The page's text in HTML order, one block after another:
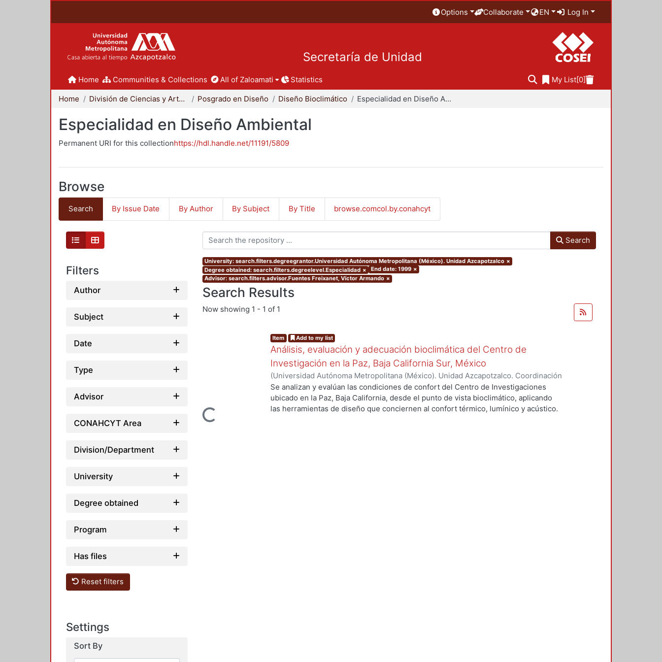
Options Collaborate EN Log In
Secretaría de Unidad
Home Communities & Collections All of Zaloamati Statistics My List[0]
Home División de Ciencias y Artes para el Diseño Posgrado en Diseño Diseño Bioclimático Especialidad en Diseño Ambiental
Especialidad en Diseño Ambiental
Permanent URI for this collectionhttps://hdl.handle.net/11191/5809
Browse
Search By Issue Date By Author By Subject By Title browse.comcol.by.conahcyt
Filters
Author
Subject
Date
Type
Advisor
CONAHCYT Area
Division/Department
University
Degree obtained
Program
Has files
Reset filters
Settings
Sort By
Search
University: search.filters.degreegrantor.Universidad Autónoma Metropolitana (México). Unidad Azcapotzalco ×
Degree obtained: search.filters.degreelevel.Especialidad × End date: 1999 ×
Advisor: search.filters.advisor.Fuentes Freixanet, Víctor Armando ×
Search Results
Now showing 1 - 1 of 1
Loading...
Item Add to my list
Análisis, evaluación y adecuación bioclimática del Centro de
Investigación en la Paz, Baja California Sur, México
(Universidad Autónoma Metropolitana (México). Unidad Azcapotzalco. Coordinación
de Servicios de Información.,1999-12 )García Tavera, José Luis
Se analizan y evalúan las condiciones de confort del Centro de Investigaciones
ubicado en la Paz, Baja California, desde el punto de vista bioclimático, aplicando
las herramientas de diseño que conciernen al confort térmico, lumínico y acústico.